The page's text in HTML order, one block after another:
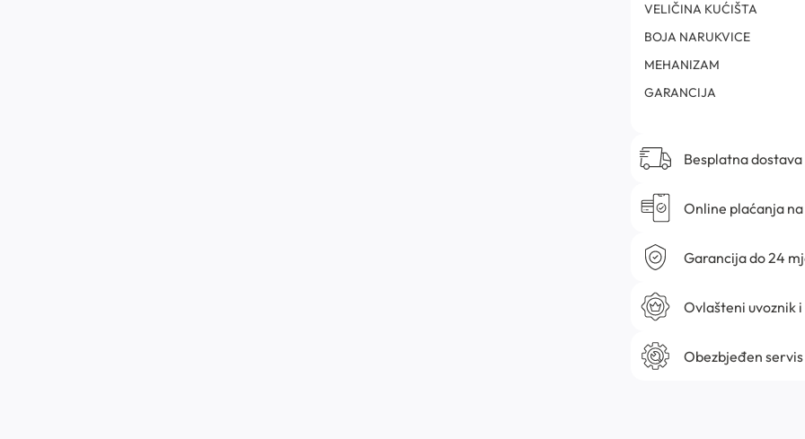
VELIČINA KUĆIŠTA
BOJA NARUKVICE
MEHANIZAM
GARANCIJA
Besplatna
Online plaćanja na
Garancija do 24
Ovlašteni uvoznik
Obezbjeđen servis